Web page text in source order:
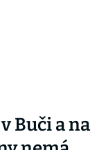
Buči a na